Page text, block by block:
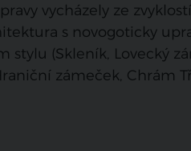
vycházely ze
s novogoticky
stylu (Skleník, Lovecký
zámeček, Chrám